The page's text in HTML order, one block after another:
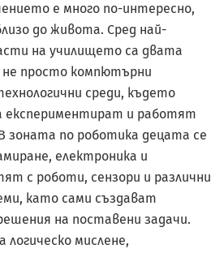
е много по-интересно,
до живота. Сред най-
на училището са двата
не просто компютърни
среди, където
експериментират и работят
зоната по роботика децата се
електроника и
с роботи, сензори и различни
като сами създават
на поставени задачи.
мислене,